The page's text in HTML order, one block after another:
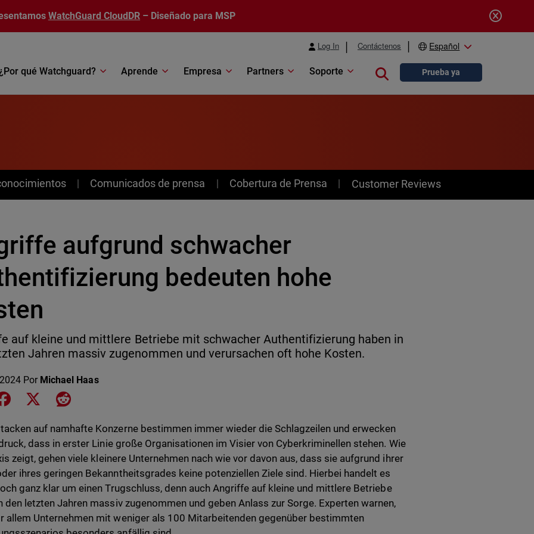
WatchGuard CloudDR – Diseñado para MSP
Log In Contáctenos Español
qué Watchguard? Aprende Empresa Partners Soporte Close searchPrueba ya
Comunicados de prensa Cobertura de Prensa Customer Reviews
aufgrund schwacher
bedeuten hohe
auf kleine und mittlere Betriebe mit schwacher Authentifizierung haben in
Jahren massiv zugenommen und verursachen oft hohe Kosten.
Por Michael Haas
on LinkedIn
Share on Facebook
Share on XShare on Reddit
auf namhafte Konzerne bestimmen immer wieder die Schlagzeilen und erwecken
dass in erster Linie große Organisationen im Visier von Cyberkriminellen stehen. Wie
zeigt, gehen viele kleinere Unternehmen nach wie vor davon aus, dass sie aufgrund ihrer
ihres geringen Bekanntheitsgrades keine potenziellen Ziele sind. Hierbei handelt es
ganz klar um einen Trugschluss, denn auch Angriffe auf kleine und mittlere Betriebe
den letzten Jahren massiv zugenommen und geben Anlass zur Sorge. Experten warnen,
allem Unternehmen mit weniger als 100 Mitarbeitenden gegenüber bestimmten